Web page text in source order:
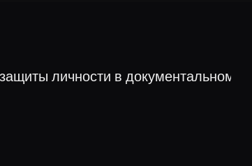
личности в документальном